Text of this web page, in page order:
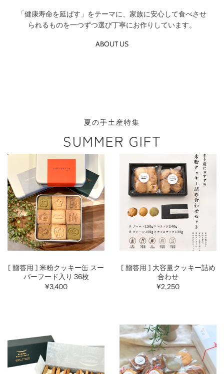
「健康寿命を延ばす」をテーマに、家族に安心して食べさせ
られるものを一つずつ選び丁寧にお作りしています。
ABOUT US
夏の手土産特集
SUMMER GIFT
[ 贈答用 ] 米粉クッキー缶 スー
パーフード入り 36枚
¥3,400
[ 贈答用 ] 大容量クッキー詰め
合わせ
¥2,250